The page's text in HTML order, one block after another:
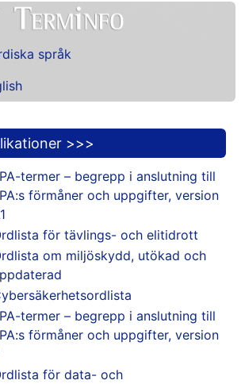
språk
>>>
termer – begrepp i anslutning till
förmåner och uppgifter, version
för tävlings- och elitidrott
om miljöskydd, utökad och
termer – begrepp i anslutning till
förmåner och uppgifter, version
för data- och